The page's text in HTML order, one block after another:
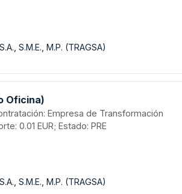
S.M.E., M.P. (TRAGSA)
Oficina)
0.01 EUR; Estado: PRE
S.M.E., M.P. (TRAGSA)